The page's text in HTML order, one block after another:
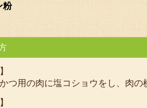
粉
】
つ用の肉に塩コショウをし、肉
】